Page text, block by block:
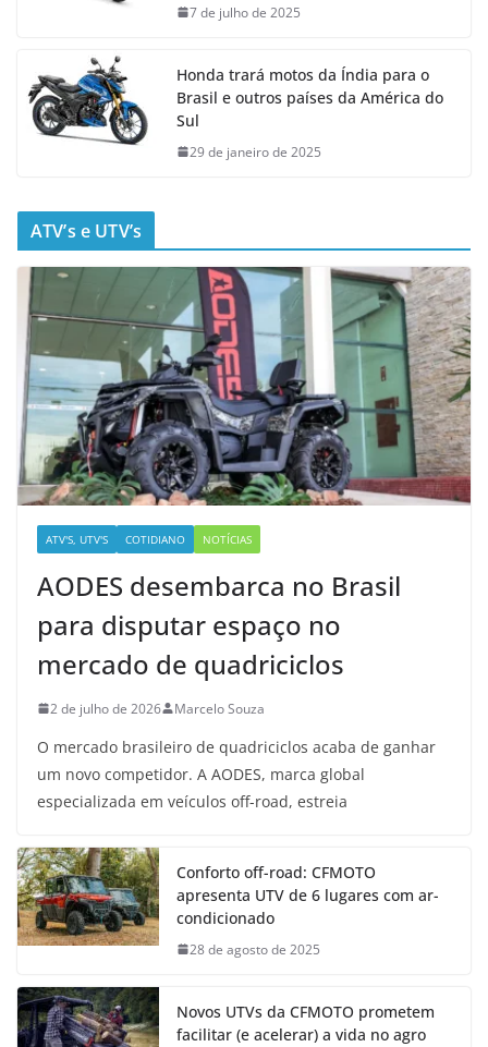
7 de julho de 2025
Honda trará motos da Índia para o
Brasil e outros países da América do
Sul
29 de janeiro de 2025
ATV’s e UTV’s
ATV'S, UTV'S COTIDIANO NOTÍCIAS
AODES desembarca no Brasil
para disputar espaço no
mercado de quadriciclos
2 de julho de 2026 Marcelo Souza
O mercado brasileiro de quadriciclos acaba de ganhar
um novo competidor. A AODES, marca global
especializada em veículos off-road, estreia
Conforto off-road: CFMOTO
apresenta UTV de 6 lugares com ar-
condicionado
28 de agosto de 2025
Novos UTVs da CFMOTO prometem
facilitar (e acelerar) a vida no agro